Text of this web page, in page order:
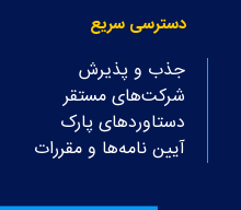
دسترسی سریع
جذب و پذیرش
شرکت‌های مستقر
دستاوردهای پارک
آیین نامه‌ها و مقررات